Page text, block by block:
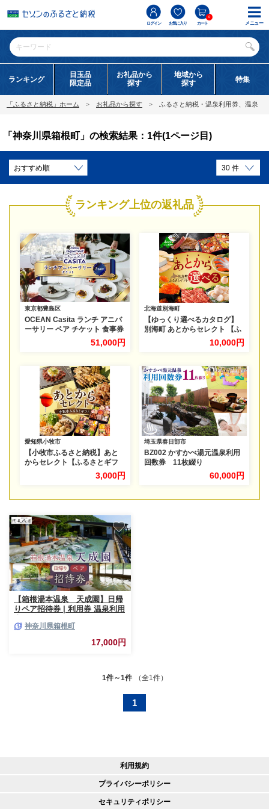
ログイン お気に入り カート
0
ランキング
目玉品
限定品
お礼品から
探す
地域から
探す
特集
「ふるさと納税」ホーム お礼品から探す ふるさと納税・温泉利用券、温泉
「神奈川県箱根町」の検索結果：1件(1ページ目)
ランキング上位の返礼品
東京都豊島区
OCEAN Casita ランチ アニバ
ーサリー ペア チケット 食事券
ランチ イタリアン コース 絶景
記念日 池袋 豊島区 東京都
51,000円
北海道別海町
【ゆっくり選べるカタログ】
別海町 あとからセレクト 【ふ
るさとギフト】 寄附1万円相当
あとから選べる！ ギフト いく
イス 【BY0000010】（ 後か
ら選べる カタログ カタログポ
イント カタログギフト あとか
らカタログ あとからカタログ
ポイント あとからカタログギ
フト ふるさと納税 ）
10,000円
愛知県小牧市
【小牧市ふるさと納税】あと
からセレクト【ふるさとギフ
ト】3,000円［AS03］3,000円
埼玉県春日部市
BZ002 かすかべ湯元温泉利用
回数券 11枚綴り
60,000円
【箱根湯本温泉 天成園】日帰
りペア招待券 | 利用券 温泉利用
入浴 ペア 人気 おすすめ チケッ
ト 旅行 トラベル ギフト プレゼ
ント 休暇 人気 おすすめ 神奈川
神奈川県箱根町
17,000円
1件～1件 （全1件）
1
利用規約
プライバシーポリシー
セキュリティポリシー
メニュー